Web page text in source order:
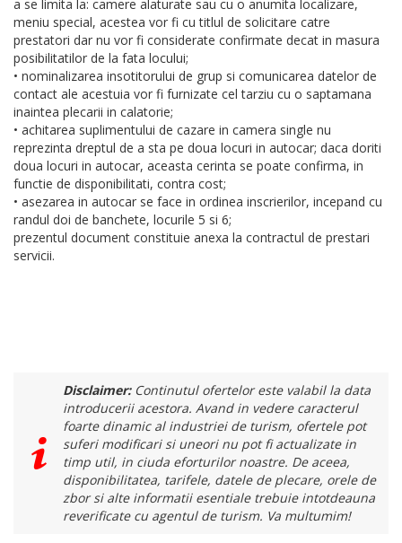
a se limita la: camere alaturate sau cu o anumita localizare,
meniu special, acestea vor fi cu titlul de solicitare catre
prestatori dar nu vor fi considerate confirmate decat in masura
posibilitatilor de la fata locului;
• nominalizarea insotitorului de grup si comunicarea datelor de
contact ale acestuia vor fi furnizate cel tarziu cu o saptamana
inaintea plecarii in calatorie;
• achitarea suplimentului de cazare in camera single nu
reprezinta dreptul de a sta pe doua locuri in autocar; daca doriti
doua locuri in autocar, aceasta cerinta se poate confirma, in
functie de disponibilitati, contra cost;
• asezarea in autocar se face in ordinea inscrierilor, incepand cu
randul doi de banchete, locurile 5 si 6;
prezentul document constituie anexa la contractul de prestari
servicii.
Disclaimer:Continutul ofertelor este valabil la data
introducerii acestora. Avand in vedere caracterul
foarte dinamic al industriei de turism, ofertele pot
suferi modificari si uneori nu pot fi actualizate in
timp util, in ciuda eforturilor noastre. De aceea,
disponibilitatea, tarifele, datele de plecare, orele de
zbor si alte informatii esentiale trebuie intotdeauna
reverificate cu agentul de turism. Va multumim!